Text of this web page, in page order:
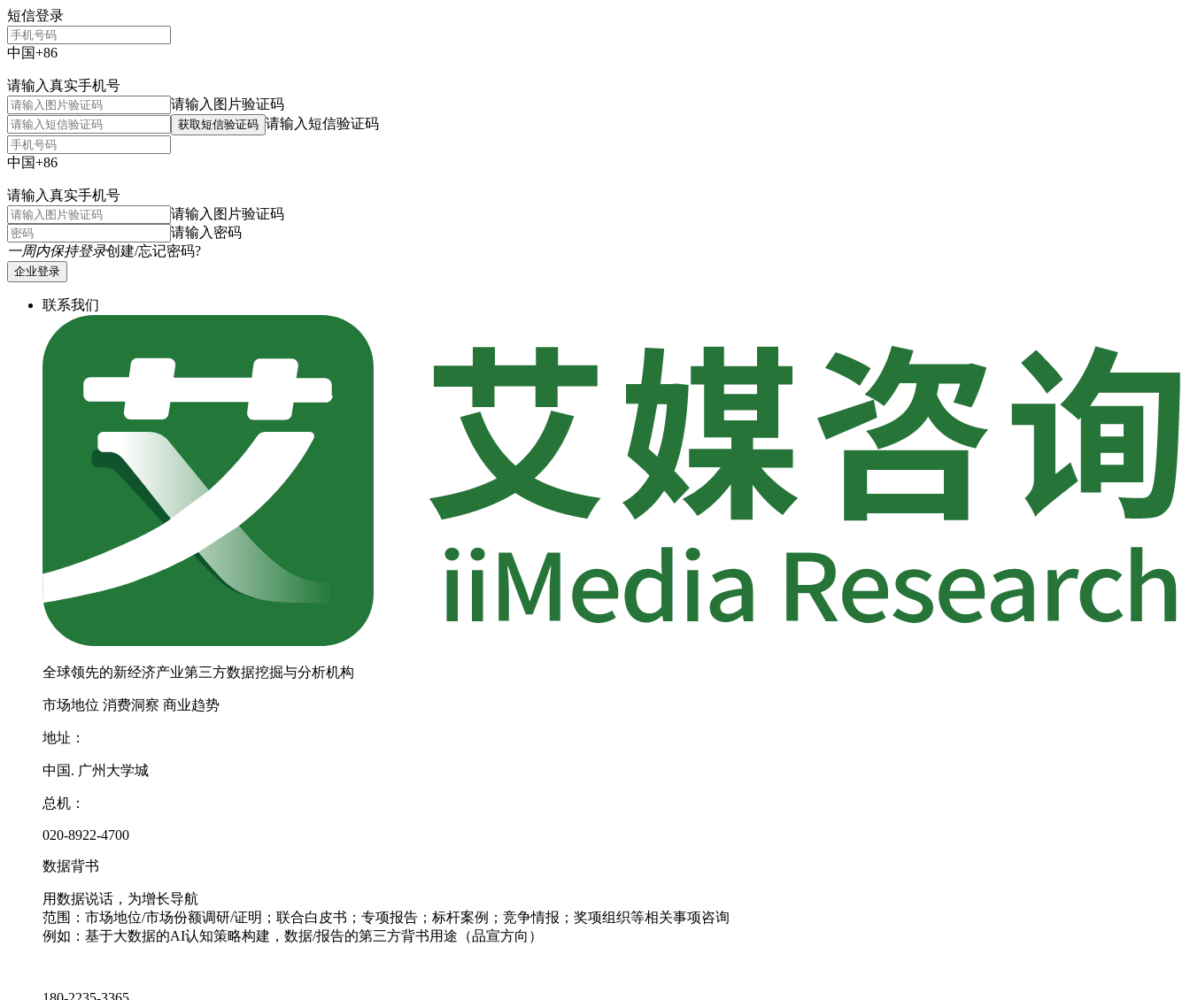
短信登录
中国+86
请输入真实手机号
请输入图片验证码
获取短信验证码 请输入短信验证码
中国+86
请输入真实手机号
请输入图片验证码
请输入密码
一周内保持登录创建/忘记密码?
企业登录
联系我们
全球领先的新经济产业第三方数据挖掘与分析机构
市场地位 消费洞察 商业趋势
地址：
中国. 广州大学城
总机：
020-8922-4700
数据背书
用数据说话，为增长导航
范围：市场地位/市场份额调研/证明；联合白皮书；专项报告；标杆案例；竞争情报；奖项组织等相关事项咨询
例如：基于大数据的AI认知策略构建，数据/报告的第三方背书用途（品宣方向）